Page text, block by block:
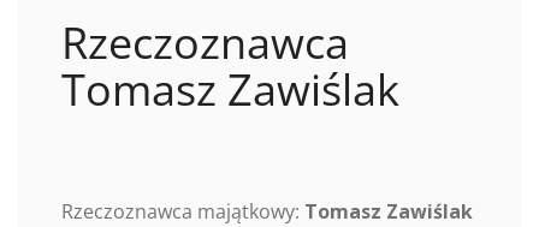
Rzeczoznawca
Tomasz Zawiślak
Rzeczoznawca majątkowy: Tomasz Zawiślak